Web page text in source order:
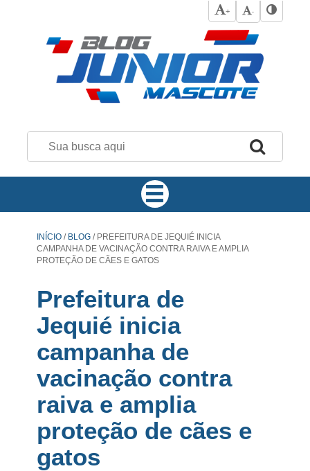
+ -
INÍCIO / BLOG /PREFEITURA DE JEQUIÉ INICIA
CAMPANHA DE VACINAÇÃO CONTRA RAIVA E AMPLIA
PROTEÇÃO DE CÃES E GATOS
Prefeitura de
Jequié inicia
campanha de
vacinação contra
raiva e amplia
proteção de cães e
gatos